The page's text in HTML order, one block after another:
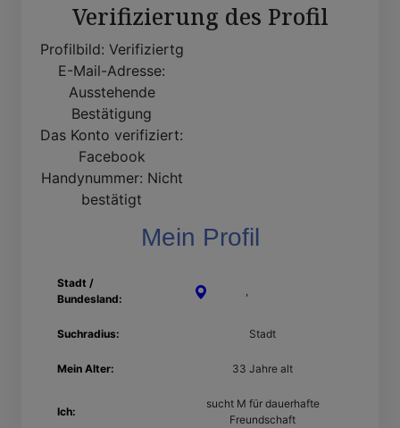
Verifizierung des Profil
Profilbild: Verifiziertg
E-Mail-Adresse:
Ausstehende
Bestätigung
Das Konto verifiziert:
Facebook
Handynummer: Nicht
bestätigt
Mein Profil
Stadt /
Bundesland:
,
Suchradius: Stadt
Mein Alter: 33 Jahre alt
Ich:
sucht M für dauerhafte
Freundschaft